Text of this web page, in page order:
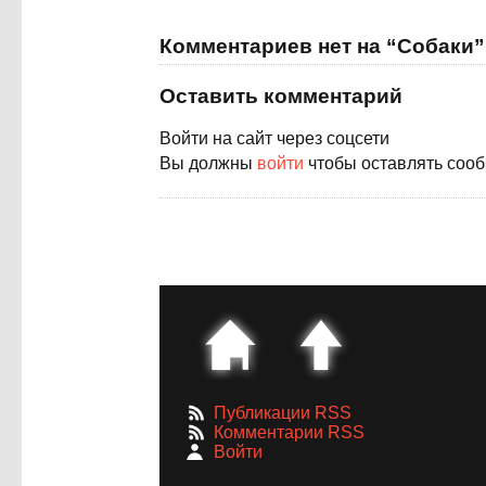
Комментариев нет на “Собаки”
Оставить комментарий
Войти на сайт через соцсети
Вы должны войти чтобы оставлять
Публикации RSS
Комментарии RSS
Войти